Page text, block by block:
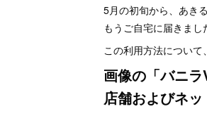
5月の初旬から、あき
もうご自宅に届きまし
この利用方法について
画像の「バニ
店舗およびネッ